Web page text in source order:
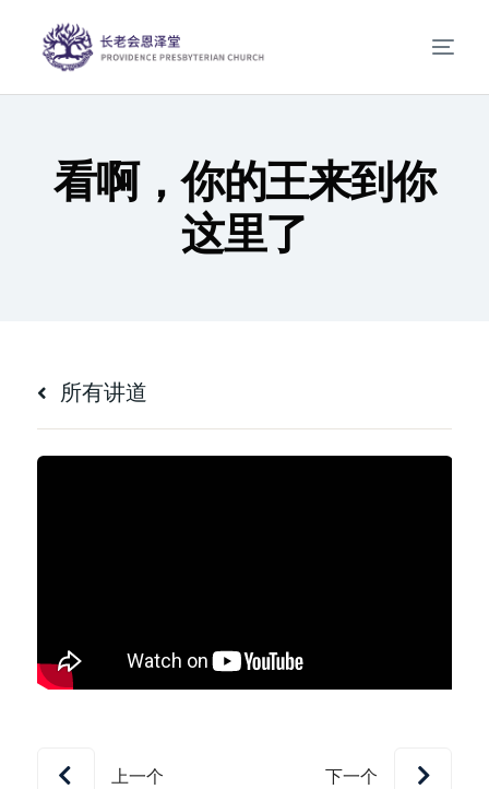
看啊，你的王来到你
这里了
所有讲道
上一个 下一个